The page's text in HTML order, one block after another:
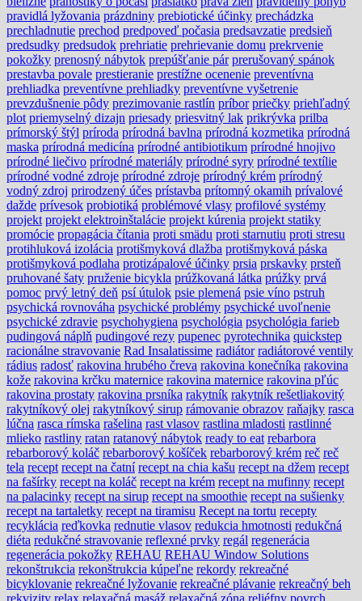
pravidlá lyžovania prázdniny prebiotické účinky prechádzka
prechladnutie prechod predpoveď počasia predsavzatie predsieň
predsudky predsudok prehriatie prehrievanie domu prekrvenie
pokožky prenosný nábytok prepúšťanie pár prerušovaný spánok
prestavba povale prestieranie prestížne ocenenie preventívna
prehliadka preventívne prehliadky preventívne vyšetrenie
prevzdušnenie pôdy prezimovanie rastlín príbor priečky priehľadný
plot priemyselný dizajn priesady priesvitný lak prikrývka prilba
prímorský štýl príroda prírodná bavlna prírodná kozmetika prírodná
maska prírodná medicína prírodné antibiotikum prírodné hnojivo
prírodné liečivo prírodné materiály prírodné syry prírodné textílie
prírodné vodné zdroje prírodné zdroje prírodný krém prírodný
vodný zdroj prirodzený účes prístavba prítomný okamih prívalové
dažde prívesok probiotiká problémové vlasy profilové systémy
projekt projekt elektroinštalácie projekt kúrenia projekt statiky
promócie propagácia čítania proti smädu proti starnutiu proti stresu
protihluková izolácia protišmyková dlažba protišmyková páska
protišmyková podlaha protizápalové účinky prsia prskavky prsteň
pruhované šaty pruženie bicykla prúžkovaná látka prúžky prvá
pomoc prvý letný deň psí útulok psie plemená psie víno pstruh
psychická rovnováha psychické problémy psychické uvoľnenie
psychické zdravie psychohygiena psychológia psychológia farieb
pudingová náplň pudingové rezy pupenec pyrotechnika quickstep
racionálne stravovanie Rad Insalatissime radiátor radiátorové ventily
rádius radosť rakovina hrubého čreva rakovina konečníka rakovina
kože rakovina krčku maternice rakovina maternice rakovina pľúc
rakovina prostaty rakovina prsníka rakytník rakytník rešetliakovitý
rakytníkový olej rakytníkový sirup rámovanie obrazov raňajky rasca
lúčna rasca rímska rašelina rast vlasov rastlina mladosti rastlinné
mlieko rastliny ratan ratanový nábytok ready to eat rebarbora
rebarborový koláč rebarborový košíček rebarborový krém reč reč
tela recept recept na čatní recept na chia kašu recept na džem recept
na fašírky recept na koláč recept na krém recept na mufinny recept
na palacinky recept na sirup recept na smoothie recept na sušienky
recept na tartaletky recept na tiramisu Recept na tortu recepty
recyklácia reďkovka rednutie vlasov redukcia hmotnosti redukčná
diéta redukčné stravovanie reflexné prvky regál regenerácia
regenerácia pokožky REHAU REHAU Window Solutions
rekonštrukcia rekonštrukcia kúpeľne rekordy rekreačné
bicyklovanie rekreačné lyžovanie rekreačné plávanie rekreačný beh
rekvizity relax relaxačná masáž relaxačná zóna reliéfny povrch